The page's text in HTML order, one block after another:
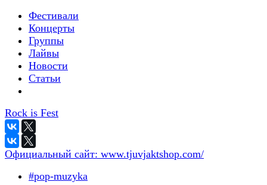
Фестивали
Концерты
Группы
Лайвы
Новости
Статьи
Rock is Fest
Официальный сайт: www.tjuvjaktshop.com/
#pop-muzyka